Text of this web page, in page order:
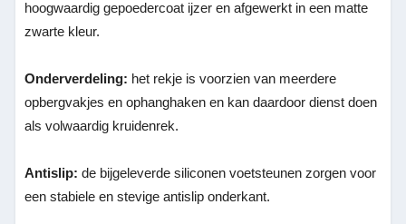
hoogwaardig gepoedercoat ijzer en afgewerkt in een matte
zwarte kleur.
Onderverdeling: het rekje is voorzien van meerdere
opbergvakjes en ophanghaken en kan daardoor dienst doen
als volwaardig kruidenrek.
Antislip:de bijgeleverde siliconen voetsteunen zorgen voor
een stabiele en stevige antislip onderkant.